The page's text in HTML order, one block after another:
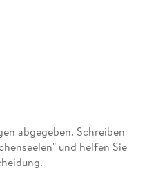
abgegeben. Schreiben
und helfen Sie